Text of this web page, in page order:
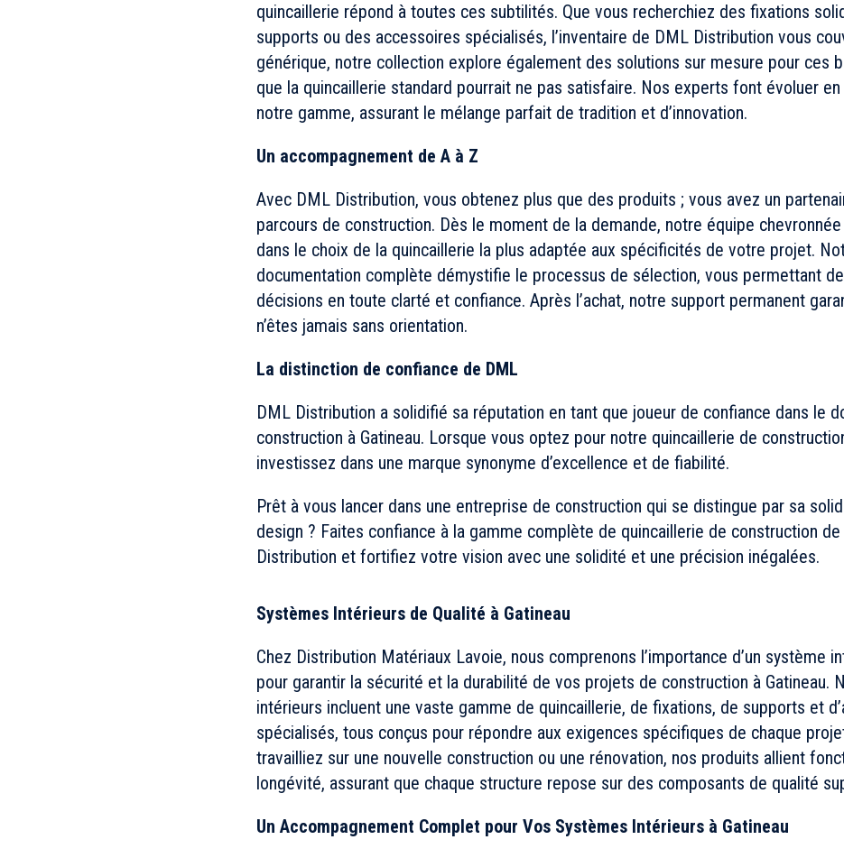
quincaillerie répond à toutes ces subtilités. Que vous recherchiez des fixations
supports ou des accessoires spécialisés, l’inventaire de DML Distribution vous
générique, notre collection explore également des solutions sur mesure pour ces
que la quincaillerie standard pourrait ne pas satisfaire. Nos experts font évoluer
notre gamme, assurant le mélange parfait de tradition et d’innovation.
Un accompagnement de A à Z
Avec DML Distribution, vous obtenez plus que des produits ; vous avez un
parcours de construction. Dès le moment de la demande, notre équipe
dans le choix de la quincaillerie la plus adaptée aux spécificités de votre projet.
documentation complète démystifie le processus de sélection, vous permettant
décisions en toute clarté et confiance. Après l’achat, notre support permanent
n’êtes jamais sans orientation.
La distinction de confiance de DML
DML Distribution a solidifié sa réputation en tant que joueur de confiance dans le
construction à Gatineau. Lorsque vous optez pour notre quincaillerie de
investissez dans une marque synonyme d’excellence et de fiabilité.
Prêt à vous lancer dans une entreprise de construction qui se distingue par sa
design ? Faites confiance à la gamme complète de quincaillerie de construction
Distribution et fortifiez votre vision avec une solidité et une précision inégalées.
Systèmes Intérieurs de Qualité à Gatineau
Chez Distribution Matériaux Lavoie, nous comprenons l’importance d’un système
pour garantir la sécurité et la durabilité de vos projets de construction à Gatineau.
intérieurs incluent une vaste gamme de quincaillerie, de fixations, de supports et
spécialisés, tous conçus pour répondre aux exigences spécifiques de chaque
travailliez sur une nouvelle construction ou une rénovation, nos produits allient
longévité, assurant que chaque structure repose sur des composants de qualité
Un Accompagnement Complet pour Vos Systèmes Intérieurs à Gatineau